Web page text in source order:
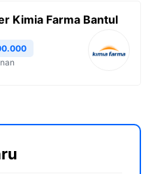
Kimia Farma Bantul